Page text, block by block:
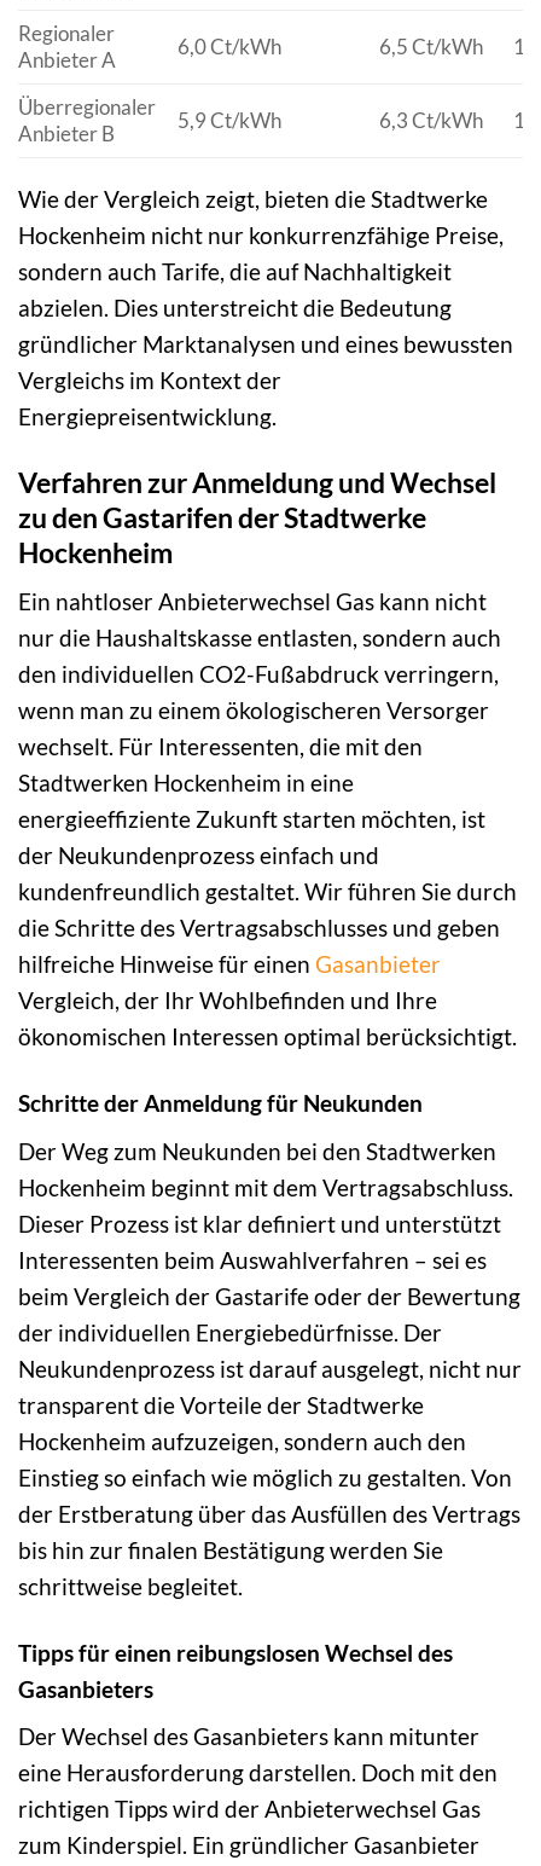
Regionaler
Anbieter A
6,0 Ct/kWh 6,5 Ct/kWh
Überregionaler
Anbieter B
5,9 Ct/kWh 6,3 Ct/kWh
Wie der Vergleich zeigt, bieten die Stadtwerke
Hockenheim nicht nur konkurrenzfähige Preise,
sondern auch Tarife, die auf Nachhaltigkeit
abzielen. Dies unterstreicht die Bedeutung
gründlicher Marktanalysen und eines bewussten
Vergleichs im Kontext der
Energiepreisentwicklung.
Verfahren zur Anmeldung und Wechsel
zu den Gastarifen der Stadtwerke
Hockenheim
Ein nahtloser Anbieterwechsel Gas kann nicht
nur die Haushaltskasse entlasten, sondern auch
den individuellen CO2-Fußabdruck verringern,
wenn man zu einem ökologischeren Versorger
wechselt. Für Interessenten, die mit den
Stadtwerken Hockenheim in eine
energieeffiziente Zukunft starten möchten, ist
der Neukundenprozess einfach und
kundenfreundlich gestaltet. Wir führen Sie durch
die Schritte des Vertragsabschlusses und geben
hilfreiche Hinweise für einen Gasanbieter
Vergleich, der Ihr Wohlbefinden und Ihre
ökonomischen Interessen optimal berücksichtigt.
Schritte der Anmeldung für Neukunden
Der Weg zum Neukunden bei den Stadtwerken
Hockenheim beginnt mit dem Vertragsabschluss.
Dieser Prozess ist klar definiert und unterstützt
Interessenten beim Auswahlverfahren – sei es
beim Vergleich der Gastarife oder der Bewertung
der individuellen Energiebedürfnisse. Der
Neukundenprozess ist darauf ausgelegt, nicht nur
transparent die Vorteile der Stadtwerke
Hockenheim aufzuzeigen, sondern auch den
Einstieg so einfach wie möglich zu gestalten. Von
der Erstberatung über das Ausfüllen des Vertrags
bis hin zur finalen Bestätigung werden Sie
schrittweise begleitet.
Tipps für einen reibungslosen Wechsel des
Gasanbieters
Der Wechsel des Gasanbieters kann mitunter
eine Herausforderung darstellen. Doch mit den
richtigen Tipps wird der Anbieterwechsel Gas
zum Kinderspiel. Ein gründlicher Gasanbieter